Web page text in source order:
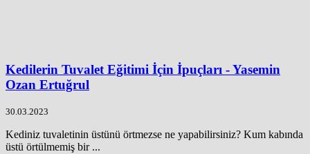
Kedilerin Tuvalet Eğitimi İçin İpuçları - Yasemin
Ozan Ertuğrul
30.03.2023
Kediniz tuvaletinin üstünü örtmezse ne yapabilirsiniz? Kum kabında
üstü örtülmemiş bir ...